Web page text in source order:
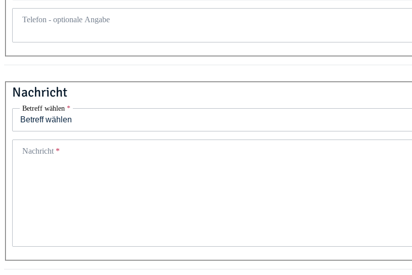
Telefon - optionale Angabe
Nachricht
Betreff wählen
Nachricht